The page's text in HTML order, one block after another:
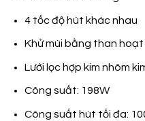
4 tốc độ hút khác nhau
Khử mùi bằng than hoạt
Lưới lọc hợp kim nhôm
Công suất: 198W
Công suất hút tối đa: